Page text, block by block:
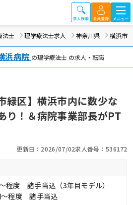
法士 理学療法士求人 神奈川県 横浜市
浜病院 の理学療法士 の求人・転職
緑区】横浜市内に数少な
り！＆病院事業部長がPT
更新日：2026/07/02求人番号：536172
程度 諸手当込（3年目モデル）
〜程度 諸手当込